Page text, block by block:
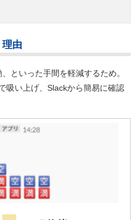
由
といった手間を軽減するため。
吸い上げ、Slackから簡易に確認